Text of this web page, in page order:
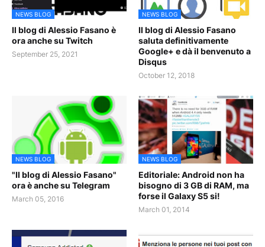
NEWS BLOG
Il blog di Alessio Fasano è
ora anche su Twitch
September 25, 2021
NEWS BLOG
Il blog di Alessio Fasano
saluta definitivamente
Google+ e dà il benvenuto a
Disqus
October 12, 2018
NEWS BLOG
"Il blog di Alessio Fasano"
ora è anche su Telegram
March 05, 2016
NEWS BLOG
Editoriale: Android non ha
bisogno di 3 GB di RAM, ma
forse il Galaxy S5 si!
March 01, 2014